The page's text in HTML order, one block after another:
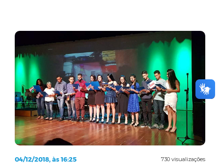
730 visualizações
04/12/2018, às 16:25